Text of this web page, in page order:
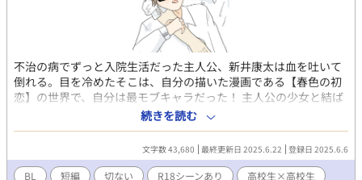
不治の病でずっと入院生活だった主人公、新井康太は血を吐いて
倒れる。目を冷めたそこは、自分の描いた漫画である【春色の初
恋】の世界で、自分は最モブキャラだった！ 主人公の少女と結ば
れるはずの人気者体育会系男子、楠木聡介(くすのき そうすけ)と
主人公の重要なシーンが何故か僕とのシーンに入れ替わってい
る！？ ※印のついている話はR18シーンなります！
続きを読む
文字数 43,680 最終更新日 2025.6.22 登録日 2025.6.6
BL 短編 切ない R18シーンあり
高校生×高校生